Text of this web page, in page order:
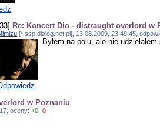
Re: Koncert Dio - distraught overlord w
[*.ssp.dialog.net.pl], 13.08.2009, 23:49:45,
Byłem na polu, ale nie
w Poznaniu
oceny:+0 -0